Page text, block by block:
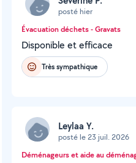
posté hier
Évacuation déchets - Gravats
Disponible et efficace
Très sympathique
Leylaa Y.
posté le 23 juil. 2026
Déménageurs et aide au